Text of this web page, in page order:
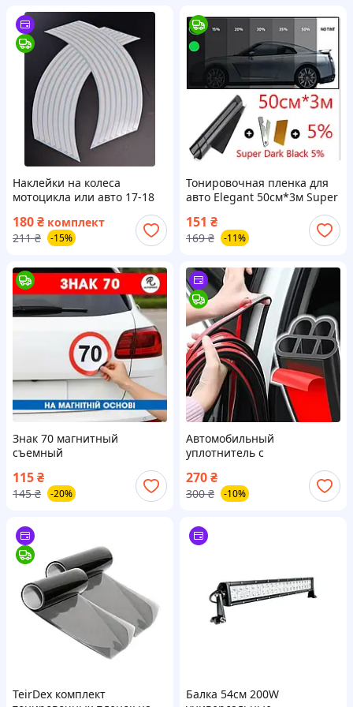
Наклейки на колеса
мотоцикла или авто 17-18
180₴ комплект
211 ₴ -15%
Тонировочная пленка для
авто Elegant 50см*3м Super
151 ₴
169 ₴ -11%
Знак 70 магнитный
съемный
115₴
145 ₴ -20%
Автомобильный
уплотнитель с
шумоизоляцией TretSean, 5
м
270₴
300 ₴ -10%
TeirDex комплект
Балка 54см 200W